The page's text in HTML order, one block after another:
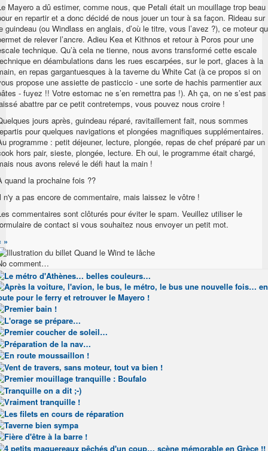
Mayero a dû estimer, comme nous, que Petali était un mouillage trop beau
en repartir et a donc décidé de nous jouer un tour à sa façon. Rideau sur
guindeau (ou Windlass en anglais, d’où le titre, vous l’avez ?), ce moteur
de relever l’ancre. Adieu Kea et Kithnos et retour à Poros pour une
technique. Qu’à cela ne tienne, nous avons transformé cette escale
en déambulations dans les rues escarpées, sur le port, glaces à la
en repas gargantuesques à la taverne du White Cat (à ce propos si on
propose une assiette de pasticcio - une sorte de hachis parmentier aux
- fuyez !! Votre estomac ne s’en remettra pas !). Ah ça, on ne s’est pas
abattre par ce petit contretemps, vous pouvez nous croire !
jours après, guindeau réparé, ravitaillement fait, nous sommes
pour quelques navigations et plongées magnifiques supplémentaires.
programme : petit déjeuner, lecture, plongée, repas de chef préparé par un
hors pair, sieste, plongée, lecture. Eh oui, le programme était chargé,
nous avons relevé le défi haut la main !
quand la prochaine fois ??
n'y a pas encore de commentaire, mais laissez le vôtre !
commentaires sont clôturés pour éviter le spam. Veuillez utiliser le
de contact si vous souhaitez nous envoyer un petit mot.
»
comment…